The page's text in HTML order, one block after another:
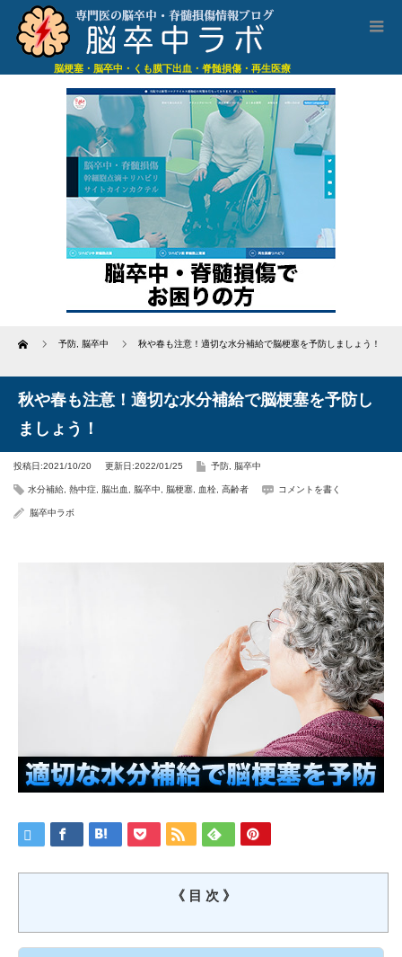
脳梗塞・脳卒中・くも膜下出血・脊髄損傷・再生医療
Home 予防 脳卒中 秋や春も注意！適切な水分補給で脳梗塞を予防しましょう！
秋や春も注意！適切な水分補給で脳梗塞を予防し
ましょう！
投稿日:2021/10/20 更新日:2022/01/25 予防 脳卒中
水分補給 熱中症 脳出血 脳卒中 脳梗塞 血栓 高齢者 コメントを書く
脳卒中ラボ
《 目 次 》